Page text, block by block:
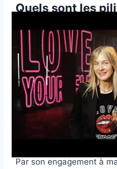
Quels sont les
Zadig & Voltaire?
Le style repose sur un
parisienne et de rebelle
influences rock des
Comment Zadig
différencie-t-elle
concurrents?
Par son engagement à